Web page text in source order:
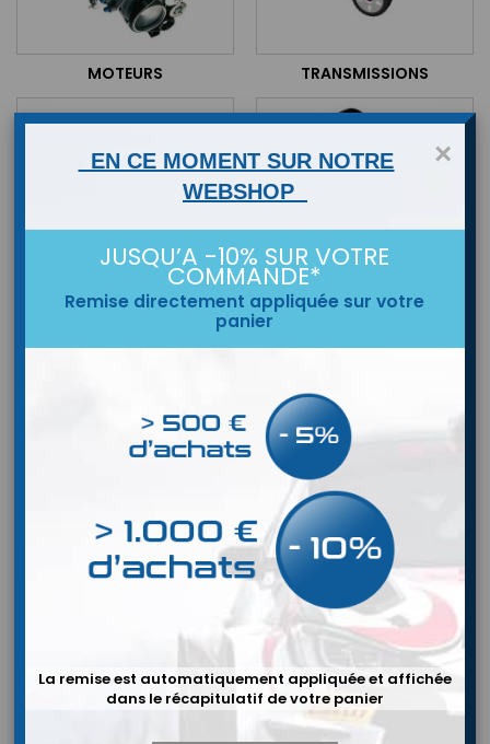
MOTEURS TRANSMISSIONS
COMPÉTITIONS
CIRCUIT D'AIR
×
EN CE MOMENT SUR NOTRE
WEBSHOP
JUSQU’A -10% SUR VOTRE
COMMANDE*
Remise directement appliquée sur votre
panier
La remise est automatiquement appliquée et affichée
dans le récapitulatif de votre panier